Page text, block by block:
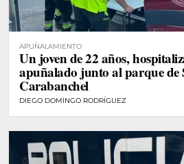
APUÑALAMIENTO
Un joven de 22 años,
apuñalado junto al parque de
Carabanchel
DIEGO DOMINGO RODRÍGUEZ